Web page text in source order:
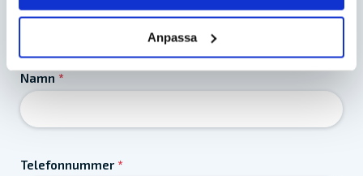
Anpassa
formuläret så kontaktar vi dig. Öppettider kundtjänst:
mån-fre 8.30-16.30.
Namn *
Telefonnummer *